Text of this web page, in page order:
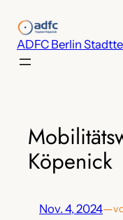
Inhalt
springen
ADFC Berlin
Köpenick
Nov. 4, 2024—